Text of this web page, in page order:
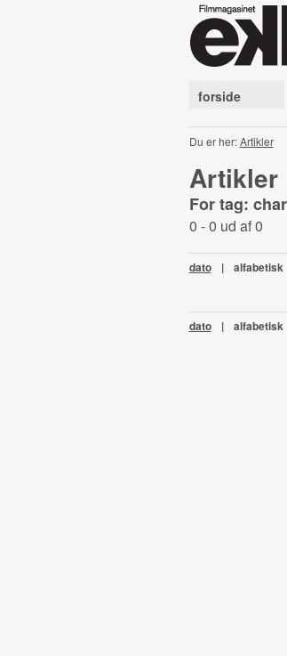
forside
Du er her:Artikler
Artikler
For tag:
0 - 0 ud af 0
dato | alfabetisk
dato | alfabetisk